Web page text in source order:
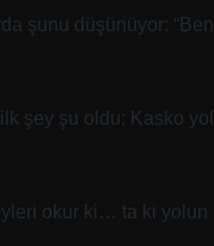
şunu düşünüyor: “Ben
şey şu oldu: Kasko yol
okur ki… ta ki yolun